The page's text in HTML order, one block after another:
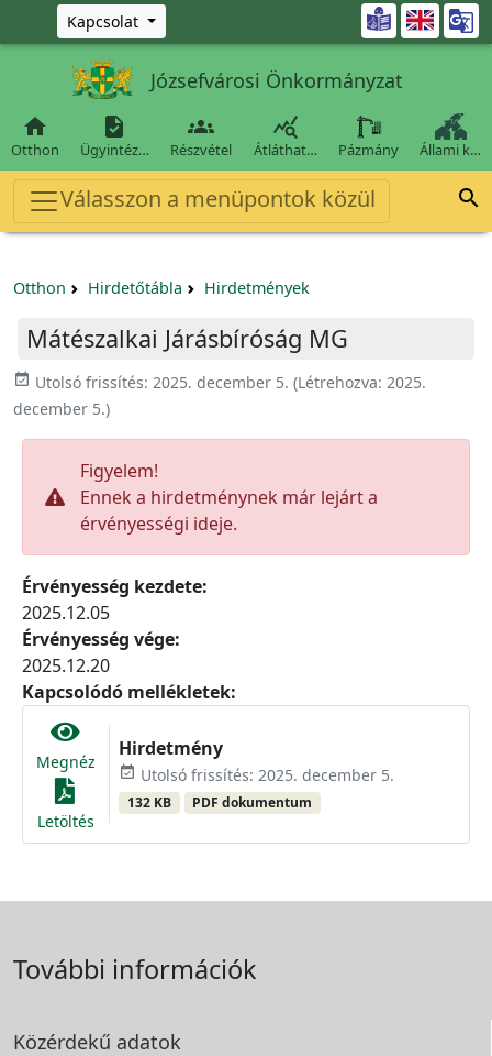
Ugrás a fő tartalomra
Kapcsolat 
Józsefvárosi Önkormányzat

Otthon

Ügyintéz…

Részvétel

Átláthat… Pázmány Állami k…
Válasszon a menüpontok közül 
Otthon Hirdetőtábla Hirdetmények
Mátészalkai Járásbíróság MG
event_available Utolsó frissítés: 2025. december 5. (Létrehozva: 2025.
december 5.)
Figyelem!
Ennek a hirdetménynek már lejárt a
érvényességi ideje.
Érvényesség kezdete:
2025.12.05
Érvényesség vége:
2025.12.20
Kapcsolódó mellékletek:
Megnéz
Letöltés
Hirdetmény
event_available Utolsó frissítés: 2025. december 5.
132 KB PDF dokumentum
További információk
Közérdekű adatok